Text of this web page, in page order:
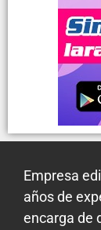
Empresa
años de
encarga de